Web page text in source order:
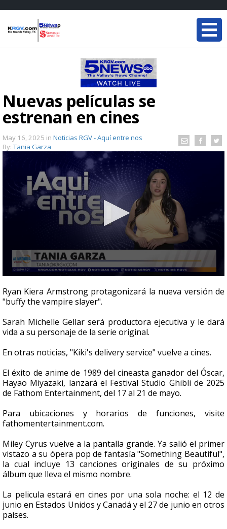
Nuevas películas se
estrenan en cines
May 16, 2025 in Noticias RGV - Aquí entre nos
By: Tania Garza
seconds
of
1
43
seconds
Ryan Kiera Armstrong protagonizará la nueva versión de
"buffy the vampire slayer".
Sarah Michelle Gellar será productora ejecutiva y le dará
vida a su personaje de la serie original.
En otras noticias, "Kiki's delivery service" vuelve a cines.
El éxito de anime de 1989 del cineasta ganador del Óscar,
Hayao Miyazaki, lanzará el Festival Studio Ghibli de 2025
de Fathom Entertainment, del 17 al 21 de mayo.
Para ubicaciones y horarios de funciones, visite
fathomentertainment.com.
Miley Cyrus vuelve a la pantalla grande. Ya salió el primer
vistazo a su ópera pop de fantasía "Something Beautiful",
la cual incluye 13 canciones originales de su próximo
álbum que lleva el mismo nombre.
La pelicula estará en cines por una sola noche: el 12 de
junio en Estados Unidos y Canadá y el 27 de junio en otros
países.